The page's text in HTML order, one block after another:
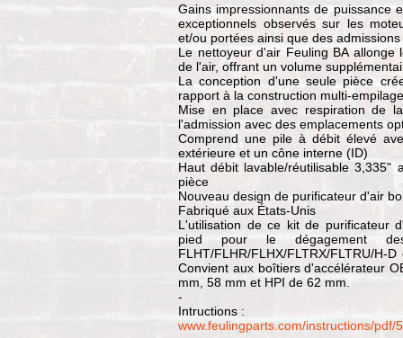
Gains impressionnants de puissance
exceptionnels observés sur les
et/ou portées ainsi que des
Le nettoyeur d'air Feuling BA
de l'air, offrant un volume
La conception d'une seule pièce
rapport à la construction multi-
Mise en place avec respiration de
l'admission avec des emplacements
Comprend une pile à débit élevé
extérieure et un cône interne (ID)
Haut débit lavable/réutilisable
pièce
Nouveau design de purificateur d'air
Fabriqué aux États-Unis
L'utilisation de ce kit de purificateur
pied pour le dégagement
FLHT/FLHR/FLHX/FLTRX/FLTRU/H-
Convient aux boîtiers d'accélérateur
mm, 58 mm et HPI de 62 mm.
-
Intructions :
www.feulingparts.com/instructions/pdf/